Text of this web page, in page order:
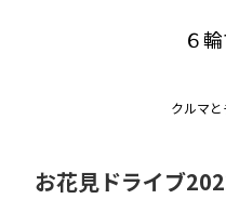
６
クルマと
お花見ドライブ